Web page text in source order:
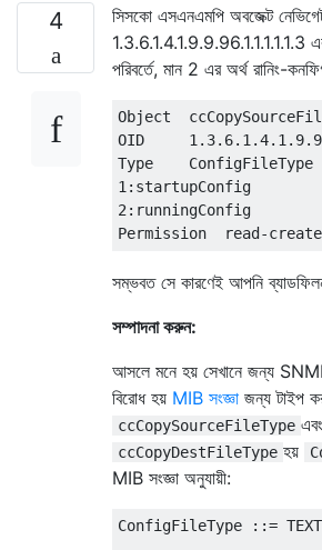
4
সিসকো এসএনএমপি অবজেক্ট
1.3.6.1.4.1.9.9.96.1.1.1.1.1.3
পরিবর্তে, মান 2 এর অর্থ রানিং-
Object
OID
Type    ConfigFileType
1:startupConfig
2:runningConfig
সম্ভবত সে কারণেই আপনি
সম্পাদনা করুন:
আসলে মনে হয় সেখানে জন্য
বিরোধ হয় MIB সংজ্ঞা জন্য টাইপ
ccCopySourceFileType এবং
ccCopyDestFileType হয়
MIB সংজ্ঞা অনুযায়ী:
ConfigFileType ::=